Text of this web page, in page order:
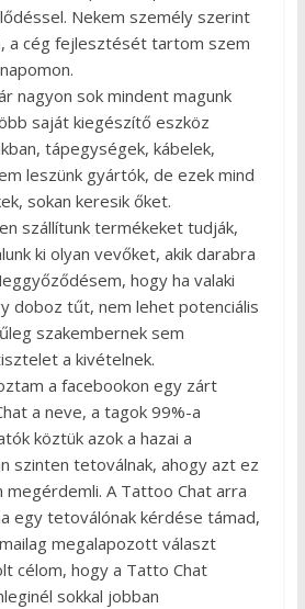
Nekem személy szerint
a cég fejlesztését tartom szem
nagyon sok mindent magunk
saját kiegészítő eszköz
tápegységek, kábelek,
leszünk gyártók, de ezek mind
sokan keresik őket.
szállítunk termékeket tudják,
ki olyan vevőket, akik darabra
hogy ha valaki
doboz tűt, nem lehet potenciális
szakembernek sem
a kivételnek.
a facebookon egy zárt
a neve, a tagok 99%-a
köztük azok a hazai a
szinten tetoválnak, ahogy azt ez
megérdemli. A Tattoo Chat arra
egy tetoválónak kérdése támad,
megalapozott választ
célom, hogy a Tatto Chat
sokkal jobban